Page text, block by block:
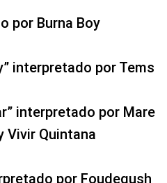
por Burna Boy
interpretado por Tems
interpretado por Mare
Vivir Quintana
por Foudeqush